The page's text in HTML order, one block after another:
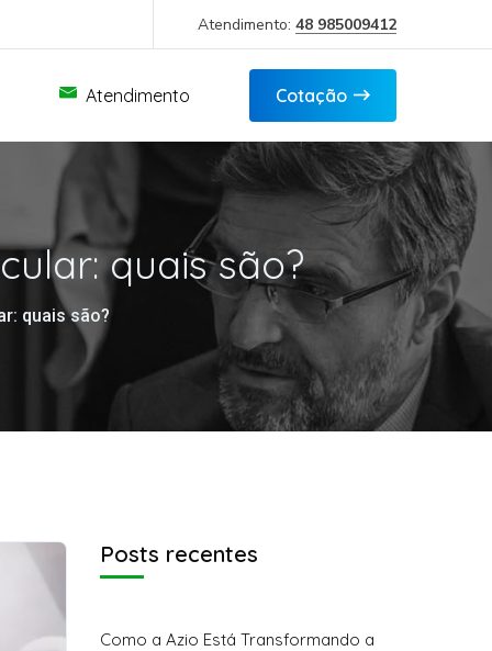
Atendimento: 48 985009412
Atendimento Cotação
quais são?
quais são?
Posts recentes
Como a Azio Está Transformando a